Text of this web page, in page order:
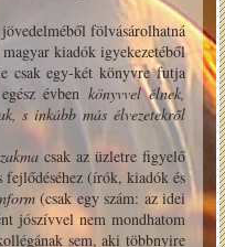
fölvásárolhatná
kiadók igyekezetéből
csak egy-két könyvre futja
évben könyvvel élnek,
s inkább más élvezetekről
csak az üzletre figyelő
fejlődéséhez (írók, kiadók és
(csak egy szám: az idei
jószívvel nem mondhatom
sem, aki többnyire